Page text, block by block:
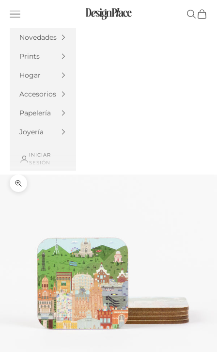
DesignPlace
Menú Buscar
Cesta
Novedades
Prints
Hogar
Accesorios
Papelería
Joyería
INICIAR
SESIÓN
Zoom